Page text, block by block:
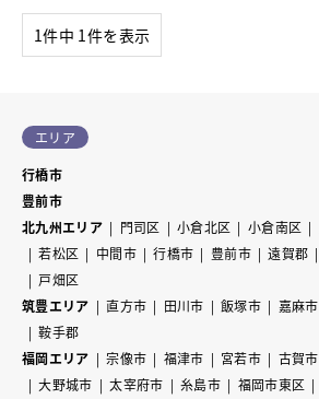
1件中 1件を表示
エリア
行橋市
豊前市
北九州エリア
門司区 小倉北区 小倉南区
若松区
中間市 行橋市 豊前市 遠賀郡
戸畑区
筑豊エリア
直方市 田川市 飯塚市 嘉麻市
鞍手郡
福岡エリア
宗像市 福津市 宮若市 古賀市
大野城市
太宰府市 糸島市 福岡市東区